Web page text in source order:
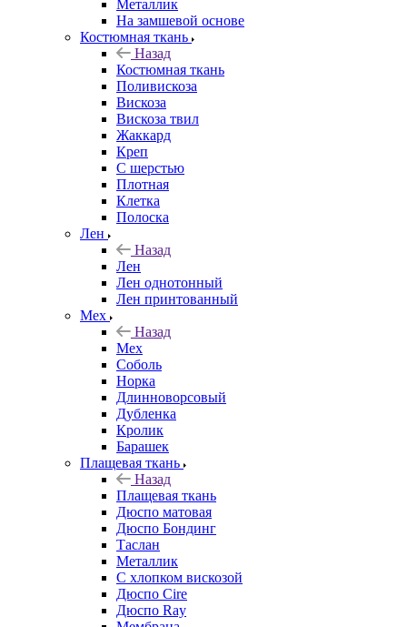
Металлик
На замшевой основе
Костюмная ткань
Назад
Костюмная ткань
Поливискоза
Вискоза
Вискоза твил
Жаккард
Креп
С шерстью
Плотная
Клетка
Полоска
Лен
Назад
Лен
Лен однотонный
Лен принтованный
Мех
Назад
Мех
Соболь
Норка
Длинноворсовый
Дубленка
Кролик
Барашек
Плащевая ткань
Назад
Плащевая ткань
Дюспо матовая
Дюспо Бондинг
Таслан
Металлик
С хлопком вискозой
Дюспо Cire
Дюспо Ray